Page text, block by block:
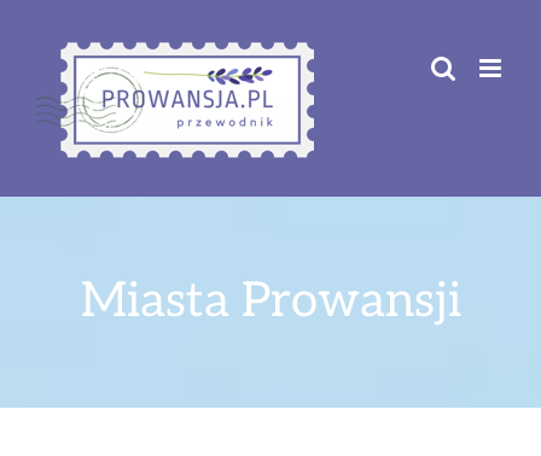
zawartości
Miasta Prowansji